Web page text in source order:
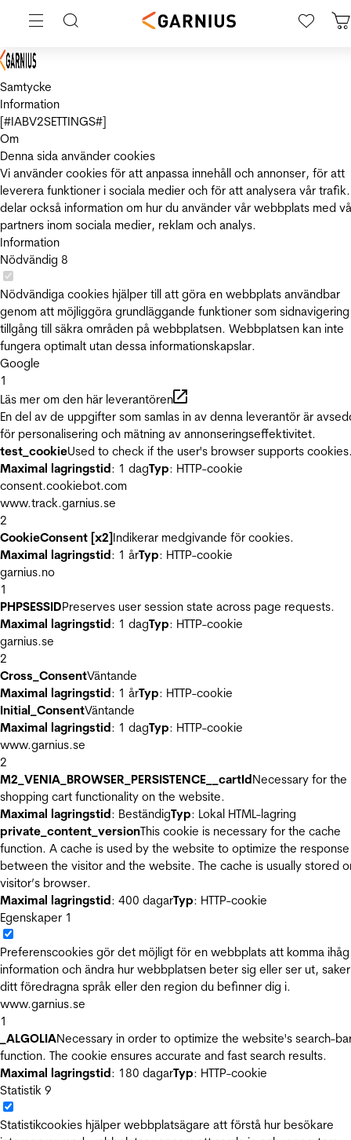
Samtycke
Information
[#IABV2SETTINGS#]
Om
Denna sida använder cookies
Vi använder cookies för att anpassa innehåll och annonser, för att
leverera funktioner i sociala medier och för att analysera vår
delar också information om hur du använder vår webbplats med
partners inom sociala medier, reklam och analys.
Information
Nödvändig 8
Nödvändiga cookies hjälper till att göra en webbplats användbar
genom att möjliggöra grundläggande funktioner som
tillgång till säkra områden på webbplatsen. Webbplatsen kan inte
fungera optimalt utan dessa informationskapslar.
Google
1
Läs mer om den här leverantören
En del av de uppgifter som samlas in av denna leverantör är
för personalisering och mätning av annonseringseffektivitet.
test_cookieUsed to check if the user's browser supports
Maximal lagringstid: 1 dagTyp: HTTP-cookie
consent.cookiebot.com
www.track.garnius.se
2
CookieConsent [x2]Indikerar medgivande för cookies.
Maximal lagringstid: 1 årTyp: HTTP-cookie
garnius.no
1
PHPSESSIDPreserves user session state across page requests.
Maximal lagringstid: 1 dagTyp: HTTP-cookie
garnius.se
2
Cross_ConsentVäntande
Maximal lagringstid: 1 årTyp: HTTP-cookie
Initial_ConsentVäntande
Maximal lagringstid: 1 dagTyp: HTTP-cookie
www.garnius.se
2
M2_VENIA_BROWSER_PERSISTENCE__cartIdNecessary for the
shopping cart functionality on the website.
Maximal lagringstid: BeständigTyp: Lokal HTML-lagring
private_content_versionThis cookie is necessary for the cache
function. A cache is used by the website to optimize the
between the visitor and the website. The cache is usually stored
visitor’s browser.
Maximal lagringstid: 400 dagarTyp: HTTP-cookie
Egenskaper 1
Preferenscookies gör det möjligt för en webbplats att komma ihåg
information och ändra hur webbplatsen beter sig eller ser ut,
ditt föredragna språk eller den region du befinner dig i.
www.garnius.se
1
_ALGOLIANecessary in order to optimize the website's search-
function. The cookie ensures accurate and fast search results.
Maximal lagringstid: 180 dagarTyp: HTTP-cookie
Statistik 9
Statistikcookies hjälper webbplatsägare att förstå hur besökare